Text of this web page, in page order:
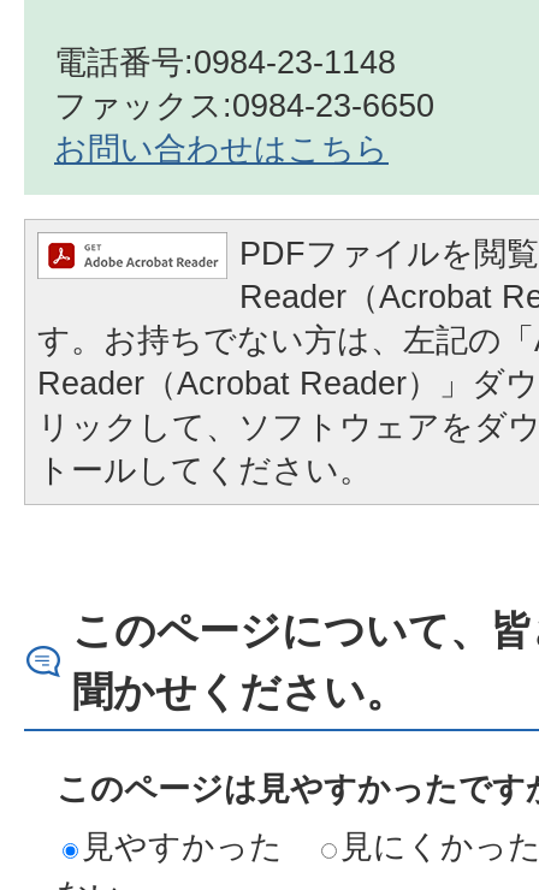
電話番号:0984-23-1148
ファックス:0984-23-6650
お問い合わせはこちら
PDFファイルを閲
Reader（Acrobat
す。お持ちでない方は、左記の
Reader（Acrobat Reader）」ダ
リックして、ソフトウェアをダ
トールしてください。
このページについて、
聞かせください。
このページは見やすかったです
見やすかった
見にくかっ